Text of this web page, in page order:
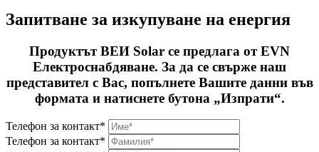
Запитване за изкупуване на енергия
Продуктът ВЕИ Solar се предлага от EVN
Електроснабдяване. За да се свърже наш
представител с Вас, попълнете Вашите данни във
формата и натиснете бутона „Изпрати“.
Телефон за контакт*
Телефон за контакт*